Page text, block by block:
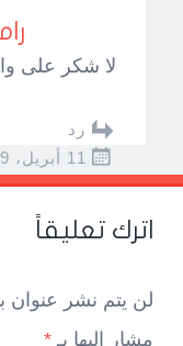
لا شكر على
رد
11 أبريل، 2019 AT 13:36
اترك تعليقاً
لن يتم نشر عنوان
مشار إليها بـ *